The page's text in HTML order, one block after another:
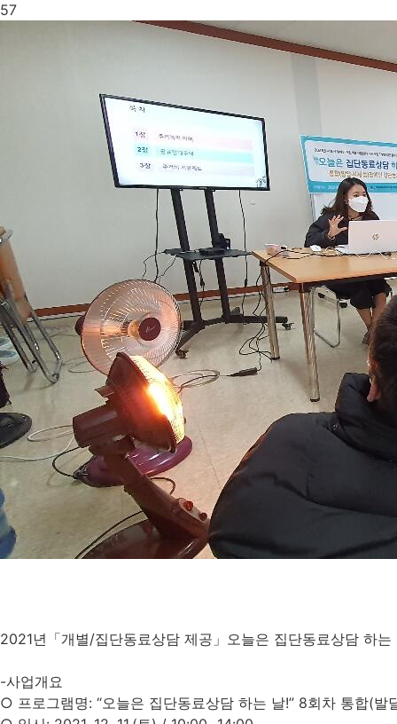
57
2021년「개별/집단동료상담 제공」오늘은 집단동료상담 하
-사업개요
○ 프로그램명: “오늘은 집단동료상담 하는 날!” 8회차 통합(발